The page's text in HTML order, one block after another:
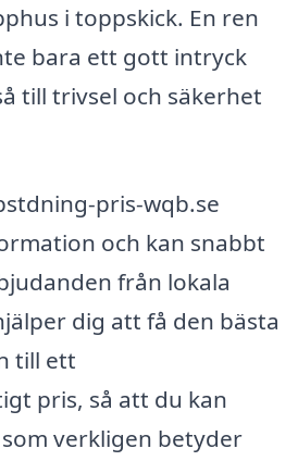
i toppskick. En ren
bara ett gott intryck
till trivsel och säkerhet
pris-wqb.se
och kan snabbt
från lokala
dig att få den bästa
till ett
pris, så att du kan
verkligen betyder